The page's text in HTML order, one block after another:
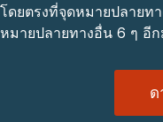
โดยตรงที่จุดหมายปลายท
หมายปลายทางอื่น 6 ๆ อี
ด